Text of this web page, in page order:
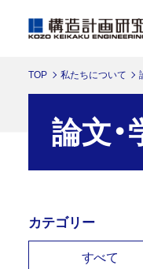
TOP 私たちについて
論文
カテゴリー
すべて